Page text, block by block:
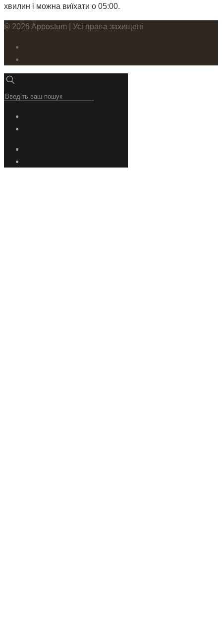
хвилин і можна виїхати о 05:00.
© 2026 Appostum | Усі права захищені